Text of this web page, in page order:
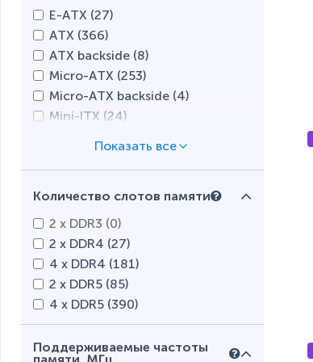
Intel H470 (
Intel H510 (
Intel H570 ( 1
Intel H610 (13)
Intel H670 (
Intel H770 (2
Intel Q470 (0)
Intel Z490 (15)
Intel Z590 (30)
Intel Z790 (84
Intel Z890 (21
AMD A320 (0)
AMD A520 (3)
AMD A620 (17)
AMD B450 (0)
E-ATX (27)
ATX (366)
ATX backside (8)
Micro-ATX (253)
Micro-ATX backside (4)
Mini-ITX (24)
Количество слотов памяти
2 x DDR3 (0)
2 x DDR4 (27)
4 x DDR4 (181)
2 x DDR5 (85)
4 x DDR5 (390)
Поддерживаемые частоты